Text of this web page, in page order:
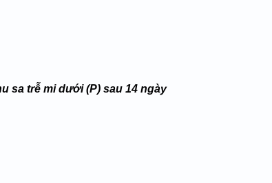
sa trễ mi dưới (P) sau 14 ngày